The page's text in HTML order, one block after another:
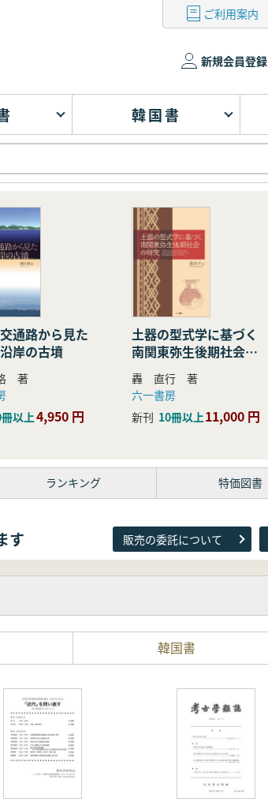
ご利用案内
新規会員登録
韓国書
通路から見た
岸の古墳
著
以上4,950 円
土器の型式学に基づく
南関東弥生後期社会の
研究
轟 直行 著
六一書房
新刊 10冊以上11,000 円
ランキング 特価図書
す 販売の委託について
韓国書